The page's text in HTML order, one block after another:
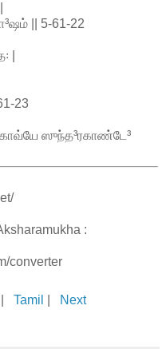
|| 5-61-22
|
23
ஸுந்த³ரகாண்டே³
:
converter
Tamil Next